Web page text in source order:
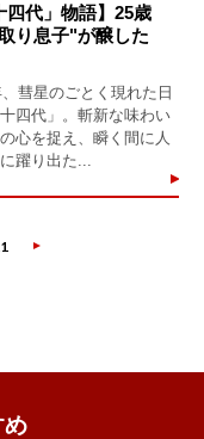
四代」物語】25歳
り息子"が醸した
彗星のごとく現れた日
四代」。斬新な味わい
心を捉え、瞬く間に人
躍り出た...
め